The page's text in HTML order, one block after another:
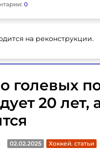
0
на реконструкции.
голевых
20 лет,
02.02.2025 Хоккей. статьи